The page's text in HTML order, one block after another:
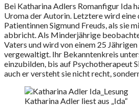
Bei Katharina Adlers Romanfigur Ida
Uroma der Autorin. Letztere wird eine
Patientinnen Sigmund Freuds, als sie
abbricht. Als Minderjährige
Vaters und wird von einem 25
vergewaltigt. Ihr Bekanntenkreis
einzubilden, bis auf Psychotherapeut
auch er versteht sie nicht recht,
Katharina Adler liest aus „Ida“